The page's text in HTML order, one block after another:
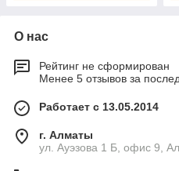
О нас
Рейтинг не сформирован
Менее 5 отзывов за
Работает с 13.05.2014
г. Алматы
ул. Ауэзова 1 Б, офис 9,